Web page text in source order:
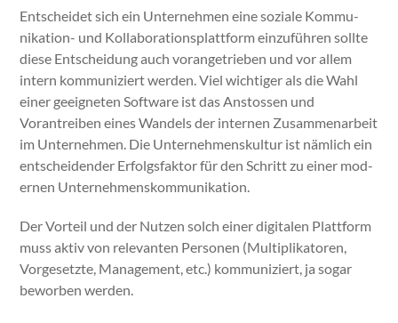
Entschei­det sich ein Unternehmen eine soziale Kom­mu­
nika­tion- und Kol­lab­o­ra­tionsplat­tform einzuführen sollte
diese Entschei­dung auch vor­angetrieben und vor allem
intern kom­mu­niziert wer­den. Viel wichtiger als die Wahl
ein­er geeigneten Soft­ware ist das Anstossen und
Vorantreiben eines Wan­dels der inter­nen Zusam­me­nar­beit
im Unternehmen. Die Unternehmen­skul­tur ist näm­lich ein
entschei­den­der Erfol­gs­fak­tor für den Schritt zu ein­er mod­
er­nen Unternehmen­skom­mu­nika­tion.
Der Vorteil und der Nutzen solch ein­er dig­i­tal­en Plat­tform
muss aktiv von rel­e­van­ten Per­so­n­en (Mul­ti­p­lika­toren,
Vorge­set­zte, Man­age­ment, etc.) kom­mu­niziert, ja sog­ar
bewor­ben wer­den.